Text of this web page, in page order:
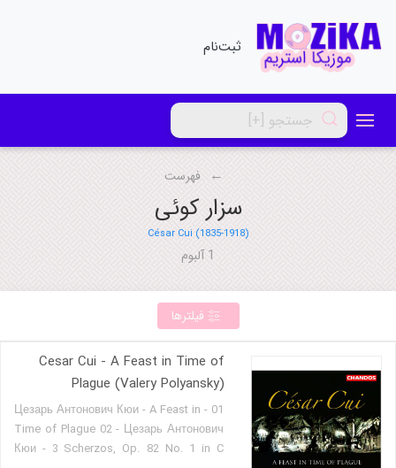
ثبت‌نام
فهرست
سزار کوئی
César Cui (1835-1918)
فیلترها
Cesar Cui - A Feast in Time of
Plague (Valery Polyansky)
01 - Цезарь Антонович Кюи - A Feast in
Time of Plague 02 - Цезарь Антонович
Кюи - 3 Scherzos, Op. 82 No. 1 in C